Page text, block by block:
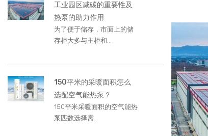
工业园区减碳的重要性及
热泵的助力作用
为了便于储存，市面上的储
存柜大多与主柜和...
150平米的采暖面积怎么
选配空气能热泵？
150平米采暖面积的空气能热
泵匹数选择需...